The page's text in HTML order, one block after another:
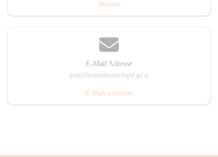
Anrufen
E-Mail Adresse
post@breitenbrunn.bgld.gv.at
E-Mail schreiben